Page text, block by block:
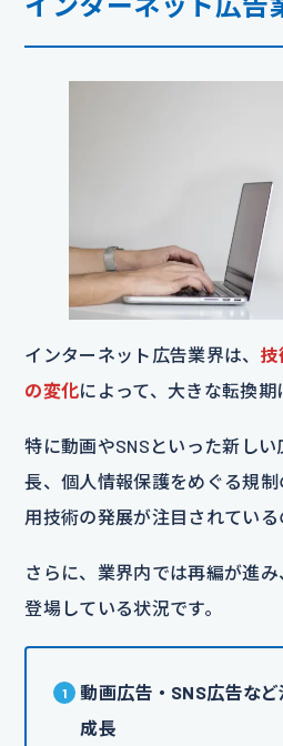
インターネット広告業界は、 技
の変化によって、大きな転換期
特に動画やSNSといった新し
長、個人情報保護をめぐる規
用技術の発展が注目されている
さらに、業界内では再編が進
登場している状況です。
動画広告・SNS広告な
成長